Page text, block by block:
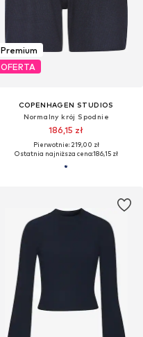
Premium
OFERTA
COPENHAGEN STUDIOS
Normalny krój Spodnie
186,15 zł
Pierwotnie: 219,00 zł
Ostatnia najniższa cena:186,15 zł